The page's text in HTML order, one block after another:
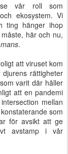
vår roll som
ekosystem. Vi
ting hänger ihop
här och nu,
.
att viruset kom
rättigheter
varit där håller
att en pandemi
mellan
som
för avsikt att ge
avstamp i vår